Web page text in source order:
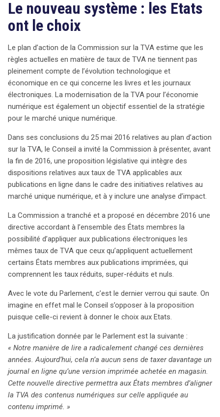
Le nouveau système : les Etats
ont le choix
Le plan d’action de la Commission sur la TVA estime que les
règles actuelles en matière de taux de TVA ne tiennent pas
pleinement compte de l’évolution technologique et
économique en ce qui concerne les livres et les journaux
électroniques. La modernisation de la TVA pour l’économie
numérique est également un objectif essentiel de la stratégie
pour le marché unique numérique.
Dans ses conclusions du 25 mai 2016 relatives au plan d’action
sur la TVA, le Conseil a invité la Commission à présenter, avant
la fin de 2016, une proposition législative qui intègre des
dispositions relatives aux taux de TVA applicables aux
publications en ligne dans le cadre des initiatives relatives au
marché unique numérique, et à y inclure une analyse d’impact.
La Commission a tranché et a proposé en décembre 2016 une
directive accordant à l’ensemble des États membres la
possibilité d’appliquer aux publications électroniques les
mêmes taux de TVA que ceux qu’appliquent actuellement
certains États membres aux publications imprimées, qui
comprennent les taux réduits, super-réduits et nuls.
Avec le vote du Parlement, c’est le dernier verrou qui saute. On
imagine en effet mal le Conseil s’opposer à la proposition
puisque celle-ci revient à donner le choix aux Etats.
La justification donnée par le Parlement est la suivante :
« Notre manière de lire a radicalement changé ces dernières
années. Aujourd’hui, cela n’a aucun sens de taxer davantage un
journal en ligne qu’une version imprimée achetée en magasin.
Cette nouvelle directive permettra aux États membres d’aligner
la TVA des contenus numériques sur celle appliquée au
contenu imprimé. »